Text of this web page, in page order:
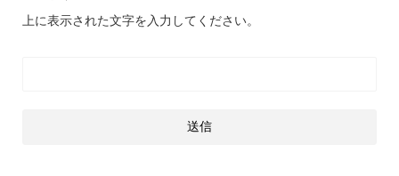
上に表示された文字を入力してください。